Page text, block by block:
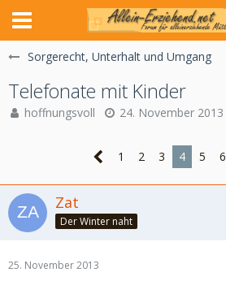
Sorgerecht, Unterhalt und Umgang
Telefonate mit Kinder
hoffnungsvoll 24. November 2013
1 2 3 4 5 6
Zat
Der Winter naht
25. November 2013